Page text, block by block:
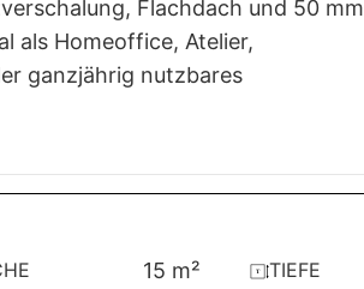
Flachdach und 50 mm
als Homeoffice, Atelier,
ganzjährig nutzbares
15 m² TIEFE